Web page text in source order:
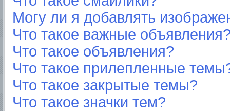
Могу ли я добавлять
Что такое важные
Что такое объявления?
Что такое прилепленные
Что такое закрытые темы?
Что такое значки тем?